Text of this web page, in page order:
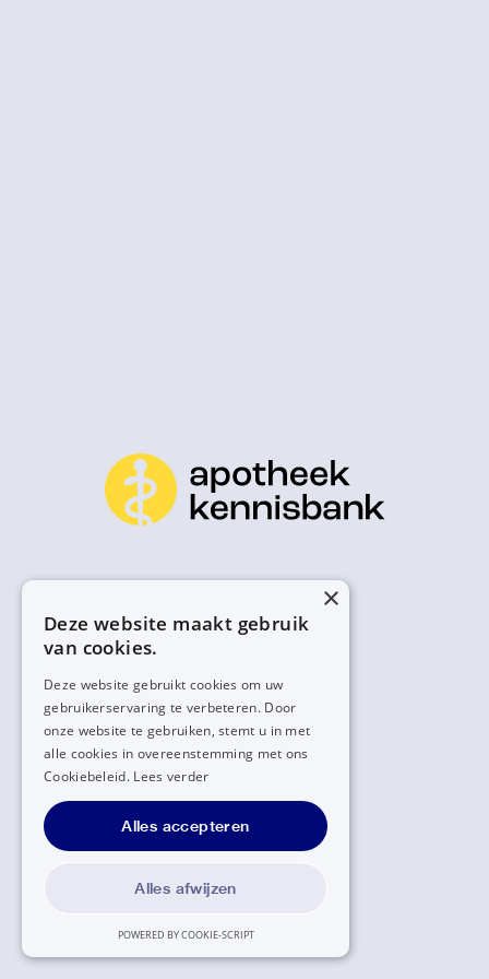
×
Deze website maakt gebruik
van cookies.
Deze website gebruikt cookies om uw
gebruikerservaring te verbeteren. Door
onze website te gebruiken, stemt u in met
alle cookies in overeenstemming met ons
Cookiebeleid. Lees verder
Alles accepteren
Alles afwijzen
POWERED BY COOKIE-SCRIPT